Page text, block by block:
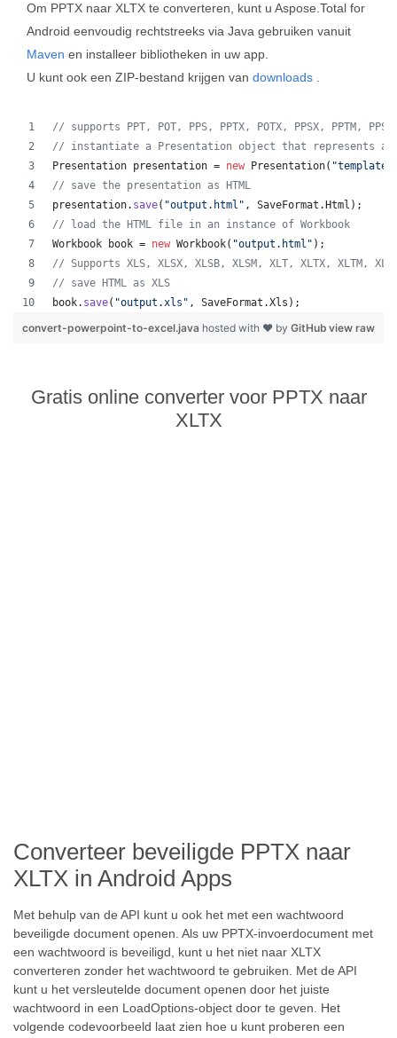
Om PPTX naar XLTX te converteren, kunt u Aspose.Total for
Android eenvoudig rechtstreeks via Java gebruiken vanuit
Maven en installeer bibliotheken in uw app.
U kunt ook een ZIP-bestand krijgen van downloads
// supports PPT, POT, PPS, PPTX, POTX, PPSX, PPTM,
// instantiate a Presentation object that represents a
Presentation presentation = new Presentation(
// save the presentation as HTML
presentation. save( "output.html" , SaveFormat . Html );
// load the HTML file in an instance of Workbook
Workbook
book = new Workbook( "output.html" );
// Supports XLS, XLSX, XLSB, XLSM, XLT, XLTX, XLTM,
// save HTML as XLS
book. save( "output.xls" , SaveFormat .Xls );
view raw
convert-powerpoint-to-excel.java hosted with ❤ by GitHub
Gratis online converter voor PPTX naar
XLTX
Converteer beveiligde PPTX naar
XLTX in Android Apps
Met behulp van de API kunt u ook het met een wachtwoord
beveiligde document openen. Als uw PPTX-invoerdocument met
een wachtwoord is beveiligd, kunt u het niet naar XLTX
converteren zonder het wachtwoord te gebruiken. Met de API
kunt u het versleutelde document openen door het juiste
wachtwoord in een LoadOptions-object door te geven. Het
volgende codevoorbeeld laat zien hoe u kunt proberen een